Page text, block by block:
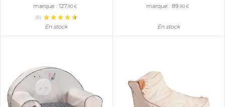
marque :127,90 €
(8)
En stock
marque : 89,90 €
En stock